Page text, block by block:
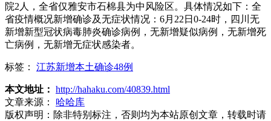
院2人，全省仅雅安市石棉县为中风险区。具体情况如下：全
省疫情概况新增确诊及无症状情况：6月22日0-24时，四川无
新增新型冠状病毒肺炎确诊病例，无新增疑似病例，无新增死
亡病例，无新增无症状感染者。
标签： 江苏新增本土确诊48例
本文地址： http://hahaku.com/40839.html
文章来源：
哈哈库
版权声明： 除非特别标注，否则均为本站原创文章，转载时请